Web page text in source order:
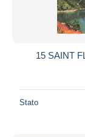
15 SAINT
Stato